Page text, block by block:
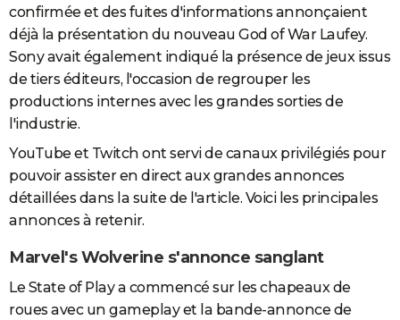
confirmée et des fuites d'informations annonçaient
déjà la présentation du nouveau God of War Laufey.
Sony avait également indiqué la présence de jeux issus
de tiers éditeurs, l'occasion de regrouper les
productions internes avec les grandes sorties de
l'industrie.
YouTube et Twitch ont servi de canaux privilégiés pour
pouvoir assister en direct aux grandes annonces
détaillées dans la suite de l'article. Voici les principales
annonces à retenir.
Marvel's Wolverine s'annonce sanglant
Le State of Play a commencé sur les chapeaux de
roues avec un gameplay et la bande-annonce de